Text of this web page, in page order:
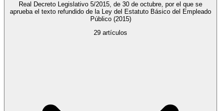
Real Decreto Legislativo 5/2015, de 30 de octubre, por el que se
aprueba el texto refundido de la Ley del Estatuto Básico del Empleado
Público (2015)
29 artículos